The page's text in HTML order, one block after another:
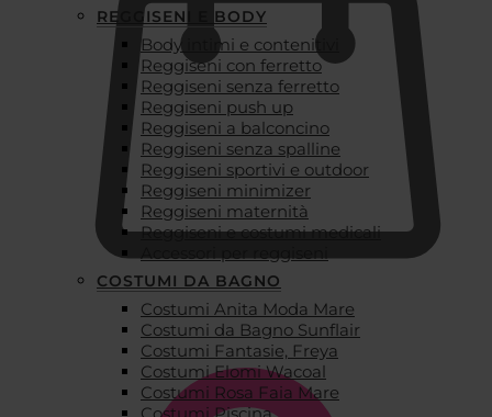
REGGISENI E BODY
Body intimi e contenitivi
Reggiseni con ferretto
Reggiseni senza ferretto
Reggiseni push up
Reggiseni a balconcino
Reggiseni senza spalline
Reggiseni sportivi e outdoor
Reggiseni minimizer
Reggiseni maternità
Reggiseni e costumi medicali
Accessori per reggiseni
COSTUMI DA BAGNO
Costumi Anita Moda Mare
Costumi da Bagno Sunflair
Costumi Fantasie, Freya
Costumi Elomi Wacoal
Costumi Rosa Faia Mare